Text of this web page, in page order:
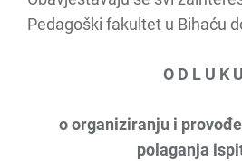
Pedagoški fakultet u Bihaću
O D L U K U
o organiziranju i
polaganja